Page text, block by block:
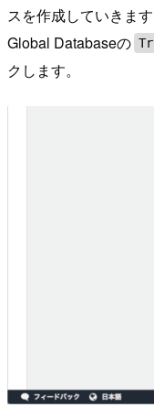
スを作成していきま
Global Databaseの
クします。